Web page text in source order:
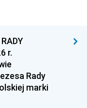
r.
Rady
marki